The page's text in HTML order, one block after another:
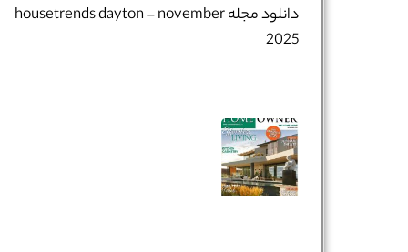
دانلود مجله housetrends dayton – november
2025